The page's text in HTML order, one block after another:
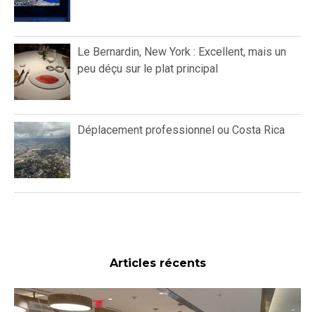
Le Bernardin, New York : Excellent, mais un
peu déçu sur le plat principal
Déplacement professionnel ou Costa Rica
Articles récents